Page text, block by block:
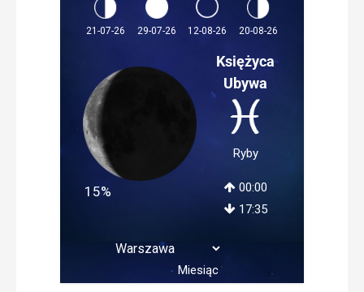
21-07-26 29-07-26 12-08-26 20-08-26
15%
Księżyca
Ubywa
Ryby
00:00
17:35
Miesiąc